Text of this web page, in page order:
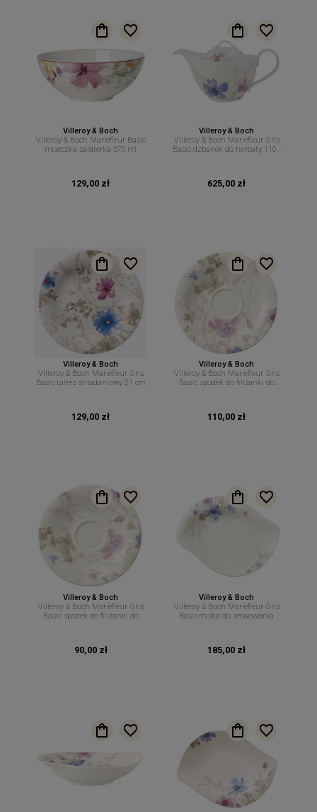
Villeroy & Boch
Villeroy & Boch Mariefleur Basic
miseczka salaterka 370 ml
129,00 zł
Villeroy & Boch
Villeroy & Boch Mariefleur Gris
Basic dzbanek do herbaty 1100
625,00 zł
Villeroy & Boch
Villeroy & Boch Mariefleur Gris
Basic talerz śniadaniowy 21 cm
129,00 zł
Villeroy & Boch
Villeroy & Boch Mariefleur Gris
Basic spodek do filiżanki do
110,00 zł
Villeroy & Boch
Villeroy & Boch Mariefleur Gris
Basic spodek do filiżanki do
90,00 zł
Villeroy & Boch
Villeroy & Boch Mariefleur Gris
Basic miska do serwowania
185,00 zł